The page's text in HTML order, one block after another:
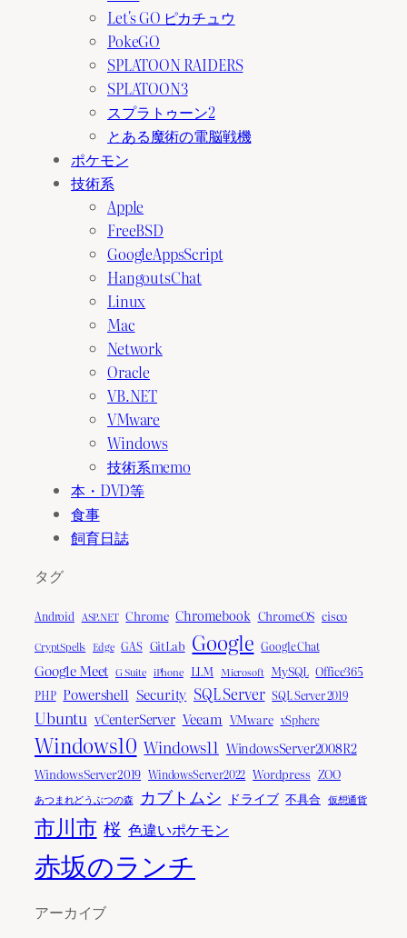
Let's GO ピカチュウ
PokeGO
SPLATOON RAIDERS
SPLATOON3
スプラトゥーン2
とある魔術の電脳戦機
ポケモン
技術系
Apple
FreeBSD
GoogleAppsScript
HangoutsChat
Linux
Mac
Network
Oracle
VB.NET
VMware
Windows
技術系memo
本・DVD等
食事
飼育日誌
タグ
Android ASP.NET Chrome Chromebook ChromeOS cisco
CryptSpells Edge GAS GitLab Google Google Chat
Google Meet G Suite iPhone LLM Microsoft MySQL Office365
PHP Powershell Security SQL Server SQL Server 2019
Ubuntu vCenterServer Veeam VMware vSphere
Windows10 Windows11 WindowsServer2008R2
WindowsServer2019 WindowsServer2022 Wordpress ZOO
あつまれどうぶつの森 カブトムシ ドライブ 不具合 仮想通貨
市川市 桜 色違いポケモン
赤坂のランチ
アーカイブ